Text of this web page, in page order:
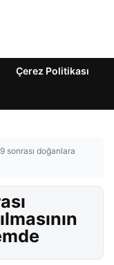
Çerez Politikası
sonrası doğanlara